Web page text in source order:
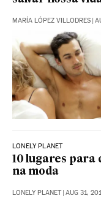
MARÍA LÓPEZ VILLODRES |
LONELY PLANET
10 lugares para
na moda
LONELY PLANET | AUG 31,